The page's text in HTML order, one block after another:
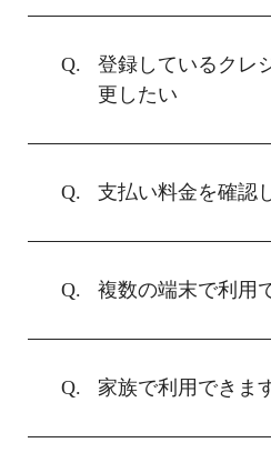
登録しているクレ
更したい
支払い料金を確認
複数の端末で利用
家族で利用できま